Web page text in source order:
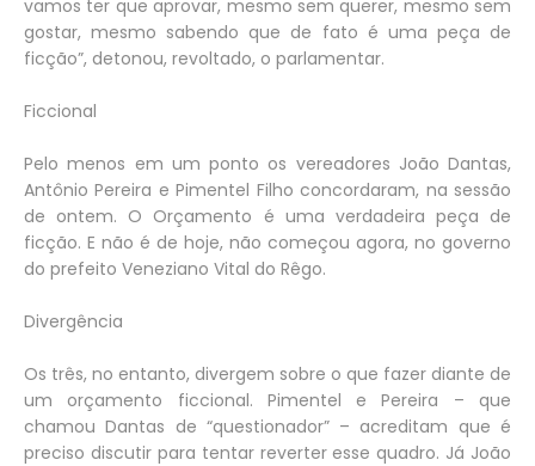
vamos ter que aprovar, mesmo sem querer, mesmo sem
gostar, mesmo sabendo que de fato é uma peça de
ficção”, detonou, revoltado, o parlamentar.
Ficcional
Pelo menos em um ponto os vereadores João Dantas,
Antônio Pereira e Pimentel Filho concordaram, na sessão
de ontem. O Orçamento é uma verdadeira peça de
ficção. E não é de hoje, não começou agora, no governo
do prefeito Veneziano Vital do Rêgo.
Divergência
Os três, no entanto, divergem sobre o que fazer diante de
um orçamento ficcional. Pimentel e Pereira – que
chamou Dantas de “questionador” – acreditam que é
preciso discutir para tentar reverter esse quadro. Já João